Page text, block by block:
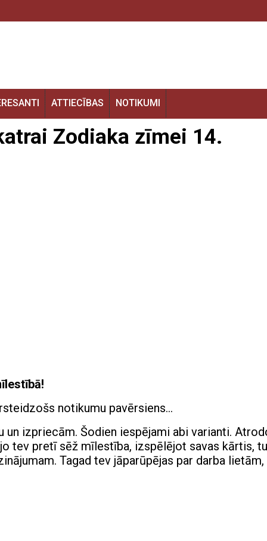
ATTIECĪBAS NOTIKUMI
Zodiaka zīmei 14.
notikumu pavērsiens…
un izpriecām. Šodien iespējami abi varianti.
tev pretī sēž mīlestība, izspēlējot savas kārtis, tu
Tagad tev jāparūpējas par darba